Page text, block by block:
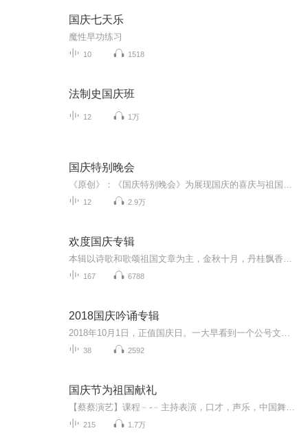
国庆七天乐
魔性早功练习
10 1518
法制史国庆班
12 1万
国庆特别晚会
12 2.9万
欢度国庆专辑
167 6788
2018国庆吟诵专辑
38 2592
国庆节为祖国献礼
215 1.7万